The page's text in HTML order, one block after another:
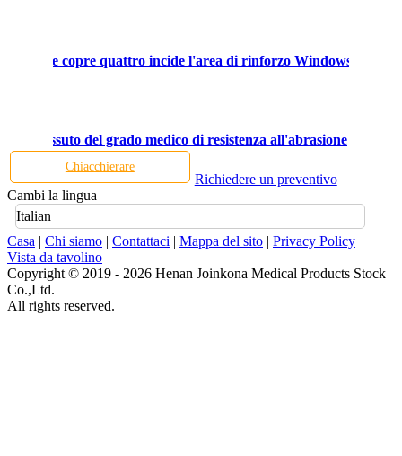
copre quattro incide l'area di rinforzo Windows
tessuto del grado medico di resistenza all'abrasione
Chiacchierare
Richiedere un preventivo
Cambi la lingua
Italian
Casa | Chi siamo | Contattaci | Mappa del sito | Privacy Policy
Vista da tavolino
Copyright © 2019 - 2026 Henan Joinkona Medical Products Stock
Co.,Ltd.
All rights reserved.